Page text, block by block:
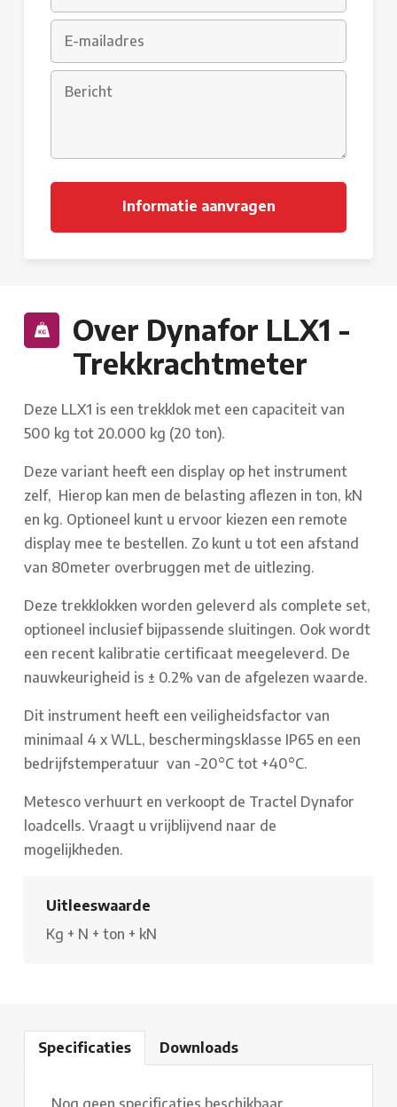
Over Dynafor LLX1 -
Trekkrachtmeter
Deze LLX1 is een trekklok met een capaciteit van
500 kg tot 20.000 kg (20 ton).
Deze variant heeft een display op het instrument
zelf, Hierop kan men de belasting aflezen in ton, kN
en kg. Optioneel kunt u ervoor kiezen een remote
display mee te bestellen. Zo kunt u tot een afstand
van 80meter overbruggen met de uitlezing.
Deze trekklokken worden geleverd als complete set,
optioneel inclusief bijpassende sluitingen. Ook wordt
een recent kalibratie certificaat meegeleverd. De
nauwkeurigheid is ± 0.2% van de afgelezen waarde.
Dit instrument heeft een veiligheidsfactor van
minimaal 4 x WLL, beschermingsklasse IP65 en een
bedrijfstemperatuur van -20°C tot +40°C.
Metesco verhuurt en verkoopt de Tractel Dynafor
loadcells. Vraagt u vrijblijvend naar de
mogelijkheden.
Uitleeswaarde
Kg + N + ton + kN
Specificaties Downloads
Nog geen specificaties beschikbaar..